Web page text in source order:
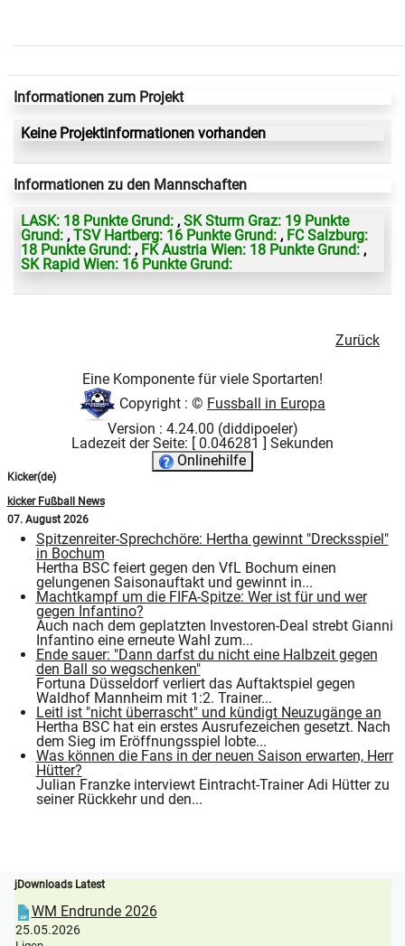
Informationen zum Projekt
Keine Projektinformationen vorhanden
Informationen zu den Mannschaften
LASK: 18 Punkte Grund: , SK Sturm Graz: 19 Punkte
Grund: , TSV Hartberg: 16 Punkte Grund: , FC Salzburg:
18 Punkte Grund: , FK Austria Wien: 18 Punkte Grund: ,
SK Rapid Wien: 16 Punkte Grund:
Zurück
Eine Komponente für viele Sportarten!
Copyright : © Fussball in Europa
Version : 4.24.00 (diddipoeler)
Ladezeit der Seite: [ 0.046281 ] Sekunden
Onlinehilfe
Kicker(de)
kicker Fußball News
07. August 2026
Spitzenreiter-Sprechchöre: Hertha gewinnt "Drecksspiel"
in Bochum
Hertha BSC feiert gegen den VfL Bochum einen
gelungenen Saisonauftakt und gewinnt in...
Machtkampf um die FIFA-Spitze: Wer ist für und wer
gegen Infantino?
Auch nach dem geplatzten Investoren-Deal strebt Gianni
Infantino eine erneute Wahl zum...
Ende sauer: "Dann darfst du nicht eine Halbzeit gegen
den Ball so wegschenken"
Fortuna Düsseldorf verliert das Auftaktspiel gegen
Waldhof Mannheim mit 1:2. Trainer...
Leitl ist "nicht überrascht" und kündigt Neuzugänge an
Hertha BSC hat ein erstes Ausrufezeichen gesetzt. Nach
dem Sieg im Eröffnungsspiel lobte...
Was können die Fans in der neuen Saison erwarten, Herr
Hütter?
Julian Franzke interviewt Eintracht-Trainer Adi Hütter zu
seiner Rückkehr und den...
jDownloads Latest
WM Endrunde 2026
25.05.2026